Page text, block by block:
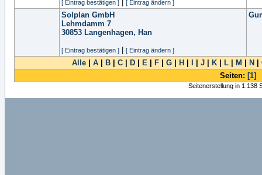
[ Eintrag bestätigen ] [ Eintrag ändern ]
Solplan GmbH
Lehmdamm 7
30853 Langenhagen, Han
[ Eintrag bestätigen ] [ Eintrag ändern ]
Alle A B C D E F G H J K L M N
Seiten: [1]
Seitenerstellung in 1.138